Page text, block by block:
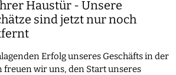
Haustür - Unsere
sind jetzt nur noch
Erfolg unseres Geschäfts in der
freuen wir uns, den Start unseres